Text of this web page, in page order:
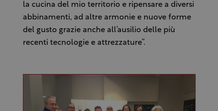
la cucina del mio territorio e ripensare a diversi
abbinamenti, ad altre armonie e nuove forme
del gusto grazie anche all’ausilio delle più
recenti tecnologie e attrezzature”.